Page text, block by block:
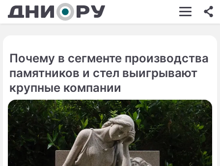
ШОУ-БИЗНЕС
КИНО
НЕДВИЖИМОСТЬ
ЗДОРОВЬЕ
ЭКОНОМИКА
ПРОИСШЕСТВИЯ
СОННИК
Почему в сегменте производства
памятников и стел выигрывают
крупные компании